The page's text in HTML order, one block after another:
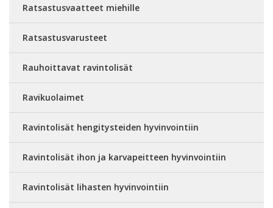
Ratsastusvaatteet miehille
Ratsastusvarusteet
Rauhoittavat ravintolisät
Ravikuolaimet
Ravintolisät hengitysteiden hyvinvointiin
Ravintolisät ihon ja karvapeitteen hyvinvointiin
Ravintolisät lihasten hyvinvointiin